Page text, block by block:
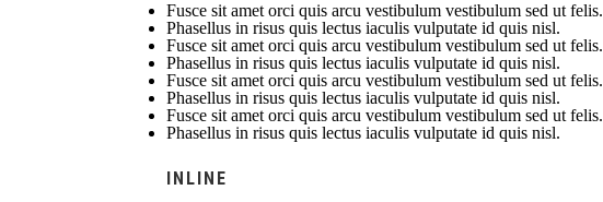
Fusce sit amet orci quis arcu vestibulum vestibulum sed ut felis.
Phasellus in risus quis lectus iaculis vulputate id quis nisl.
Fusce sit amet orci quis arcu vestibulum vestibulum sed ut felis.
Phasellus in risus quis lectus iaculis vulputate id quis nisl.
Fusce sit amet orci quis arcu vestibulum vestibulum sed ut felis.
Phasellus in risus quis lectus iaculis vulputate id quis nisl.
Fusce sit amet orci quis arcu vestibulum vestibulum sed ut felis.
Phasellus in risus quis lectus iaculis vulputate id quis nisl.
INLINE